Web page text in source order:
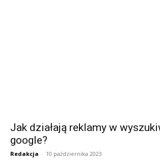
Jak działają reklamy w
google?
Redakcja - 10 października 2023